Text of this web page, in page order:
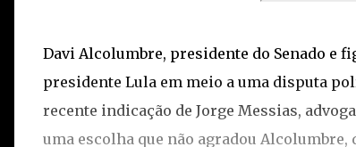
Davi Alcolumbre, presidente do Senado e
presidente Lula em meio a uma disputa
recente indicação de Jorge Messias,
uma escolha que não agradou